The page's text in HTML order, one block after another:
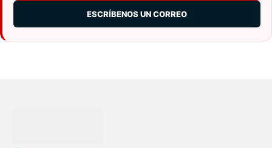
ESCRÍBENOS UN CORREO